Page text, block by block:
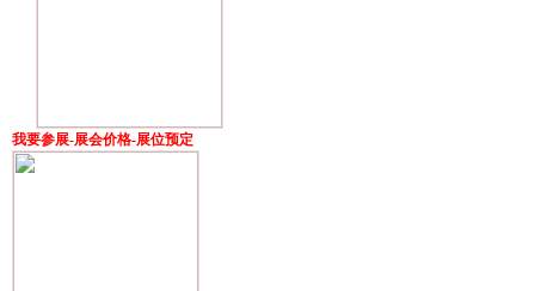
我要参展-展会价格-展位预定